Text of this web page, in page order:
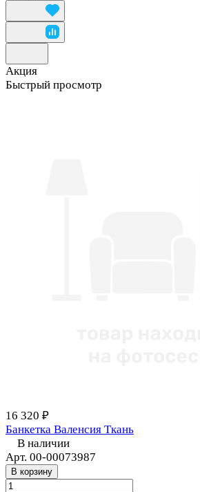
Акция
Быстрый просмотр
16 320 ₽
Банкетка Валенсия Ткань
В наличии
Арт. 00-00073987
В корзину